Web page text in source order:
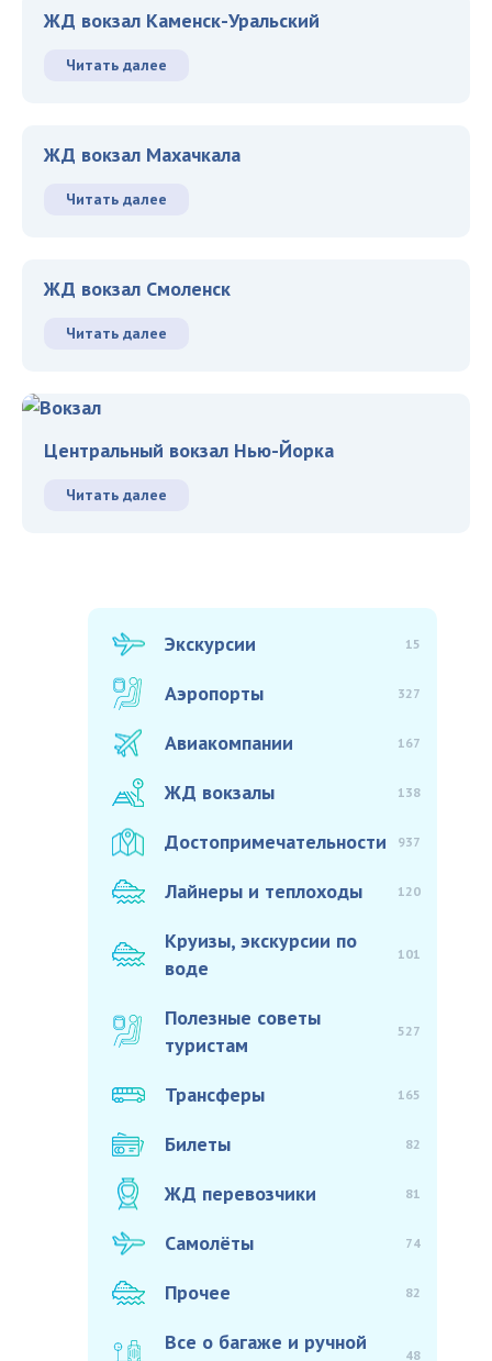
ЖД вокзал Каменск-Уральский
Читать далее
ЖД вокзал Махачкала
Читать далее
ЖД вокзал Смоленск
Читать далее
Центральный вокзал Нью-Йорка
Читать далее
Экскурсии 15
Аэропорты 327
Авиакомпании 167
ЖД вокзалы 138
Достопримечательности 937
Лайнеры и теплоходы 120
Круизы, экскурсии по
воде
101
Полезные советы
туристам
527
Трансферы 165
Билеты 82
ЖД перевозчики 81
Самолёты 74
Прочее 82
Все о багаже и ручной
48